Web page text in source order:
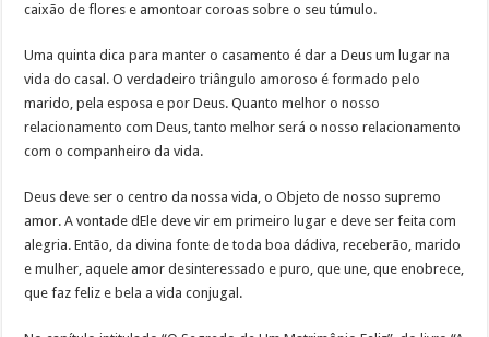
caixão de flores e amontoar coroas sobre o seu túmulo.
Uma quinta dica para manter o casamento é dar a Deus um lugar na
vida do casal. O verdadeiro triângulo amoroso é formado pelo
marido, pela esposa e por Deus. Quanto melhor o nosso
relacionamento com Deus, tanto melhor será o nosso relacionamento
com o companheiro da vida.
Deus deve ser o centro da nossa vida, o Objeto de nosso supremo
amor. A vontade dEle deve vir em primeiro lugar e deve ser feita com
alegria. Então, da divina fonte de toda boa dádiva, receberão, marido
e mulher, aquele amor desinteressado e puro, que une, que enobrece,
que faz feliz e bela a vida conjugal.